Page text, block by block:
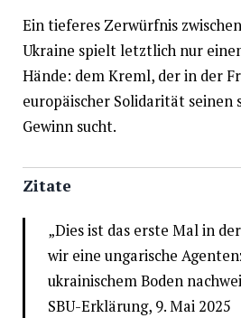
Ein tieferes Zerwürfnis
Ukraine spielt letztlich nur
Hände: dem Kreml, der in der
europäischer Solidarität seinen
Gewinn sucht.
Zitate
„Dies ist das erste Mal in
wir eine ungarische
ukrainischem Boden
SBU-Erklärung, 9. Mai 2025